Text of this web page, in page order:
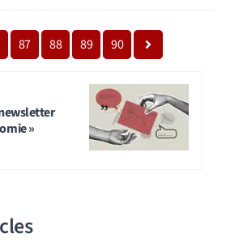
87 88 89 90
»